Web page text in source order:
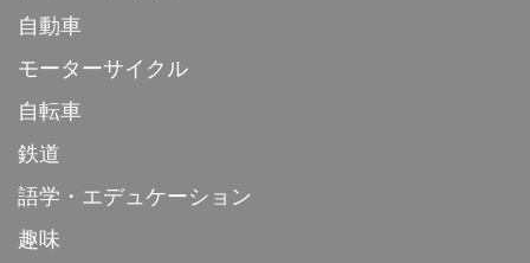
自動車
モーターサイクル
自転車
鉄道
語学・エデュケーション
趣味